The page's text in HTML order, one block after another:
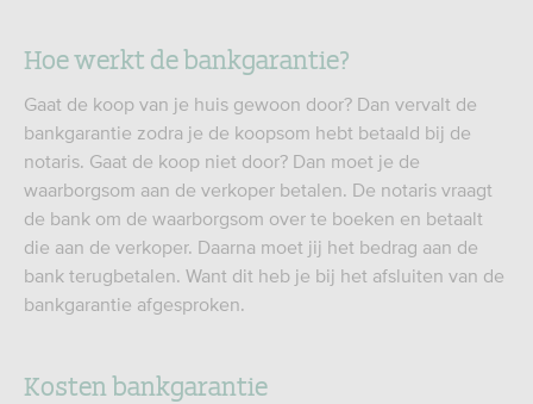
Hoe werkt de bankgarantie?
Gaat de koop van je huis gewoon door? Dan vervalt de
bankgarantie zodra je de koopsom hebt betaald bij de
notaris. Gaat de koop niet door? Dan moet je de
waarborgsom aan de verkoper betalen. De notaris vraagt
de bank om de waarborgsom over te boeken en betaalt
die aan de verkoper. Daarna moet jij het bedrag aan de
bank terugbetalen. Want dit heb je bij het afsluiten van de
bankgarantie afgesproken.
Kosten bankgarantie